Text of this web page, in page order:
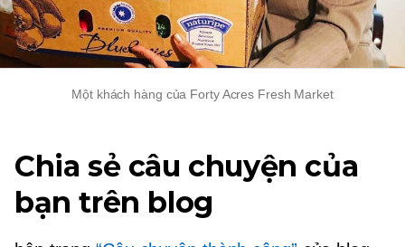
Một khách hàng của Forty Acres Fresh Market
Chia sẻ câu chuyện của
bạn trên blog